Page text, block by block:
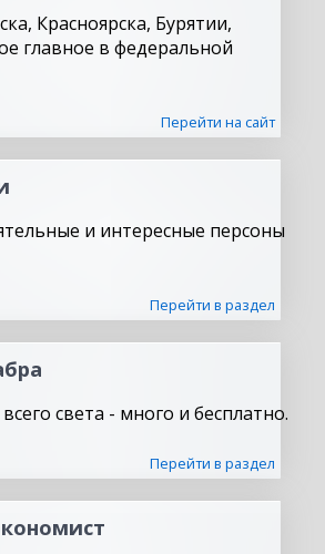
Красноярска, Бурятии,
главное в федеральной
Перейти на сайт
и интересные персоны
Перейти в раздел
света - много и бесплатно.
Перейти в раздел